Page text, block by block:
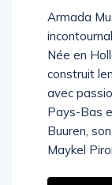
Armada
Née en
construit
avec
Pays-Bas
Buuren,
Maykel